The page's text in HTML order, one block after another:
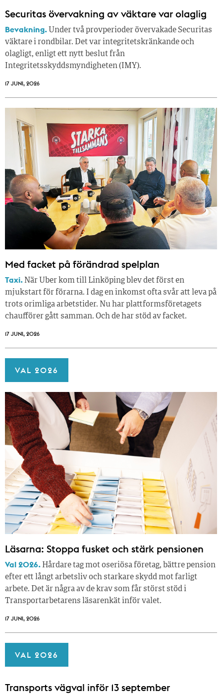
Securitas övervakning av väktare var olaglig
Bevakning. Under två provperioder övervakade Securitas
väktare i rondbilar. Det var integritetskränkande och
olagligt, enligt ett nytt beslut från
Integritetsskyddsmyndigheten (IMY).
17 JUNI, 2026
Med facket på förändrad spelplan
Taxi. När Uber kom till Linköping blev det först en
mjukstart för förarna. I dag en inkomst ofta svår att leva på
trots orimliga arbetstider. Nu har plattformsföretagets
chaufförer gått samman. Och de har stöd av facket.
17 JUNI, 2026
VAL 2026
Läsarna: Stoppa fusket och stärk pensionen
Val 2026. Hårdare tag mot oseriösa företag, bättre pension
efter ett långt arbetsliv och starkare skydd mot farligt
arbete. Det är några av de krav som får störst stöd i
Transportarbetarens läsar­enkät inför valet.
17 JUNI, 2026
VAL 2026
Transports vägval inför 13 september